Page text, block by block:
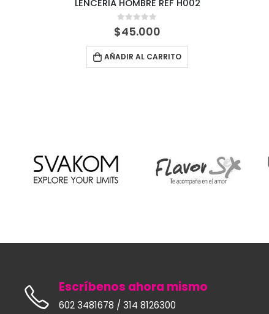
Conjunto estampado 142
0 out of 5
$68.000
AÑADIR AL CARRITO
Escríbenos ahora mismo
602 3481678 / 314 8126300